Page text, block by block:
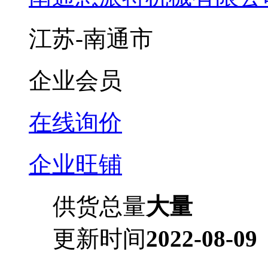
江苏-南通市
企业会员
在线询价
企业旺铺
供货总量大量
更新时间2022-08-09